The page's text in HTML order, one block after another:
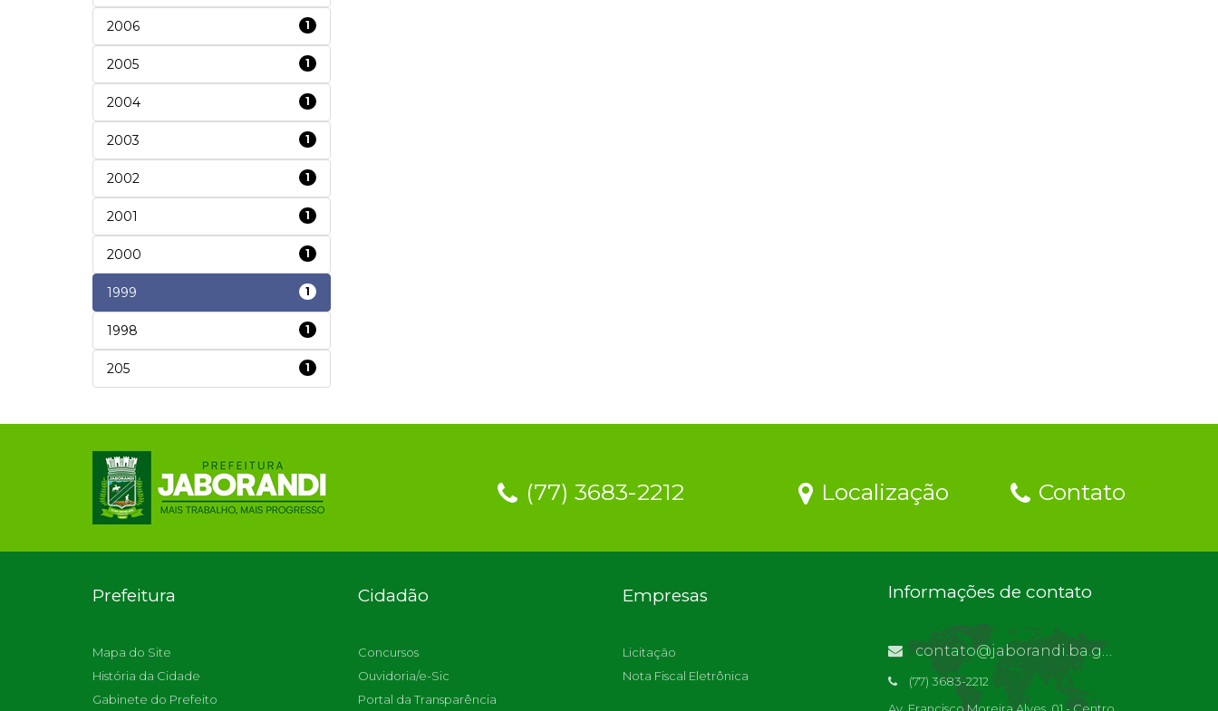
2006 1
2005 1
2004 1
2003 1
2002 1
2001 1
2000 1
1999 1
1998 1
205 1
(77) 3683-2212 Localização Contato
Prefeitura
Mapa do Site
História da Cidade
Gabinete do Prefeito
Cidadão
Concursos
Ouvidoria/e-Sic
Portal da Transparência
Empresas
Licitação
Nota Fiscal Eletrônica
Informações de contato
contato@jaborandi.ba.gov.br | Funcionário Responsável: Ronaldo Da Paz Dourado
(77) 3683-2212